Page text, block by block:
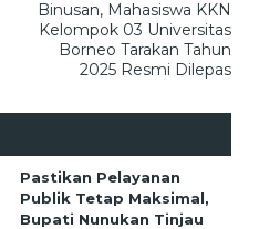
Binusan, Mahasiswa KKN
Kelompok 03 Universitas
Borneo Tarakan Tahun
2025 Resmi Dilepas
Pastikan Pelayanan
Publik Tetap Maksimal,
Bupati Nunukan Tinjau